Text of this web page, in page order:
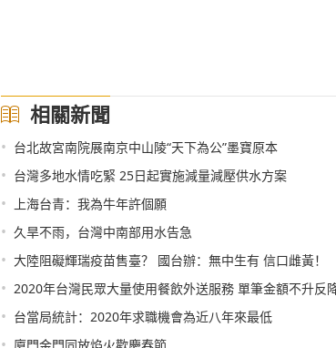
相關新聞
• 台北故宮南院展南京中山陵“天下為公”墨寶原本
• 台灣多地水情吃緊 25日起實施減量減壓供水方案
• 上海台青：我為牛年許個願
• 久旱不雨，台灣中南部用水告急
• 大陸阻礙輝瑞疫苗售臺？ 國台辦：無中生有 信口雌黃！
• 2020年台灣民眾大量使用餐飲外送服務 單筆金額不升反
• 台當局統計：2020年求職機會為近八年來最低